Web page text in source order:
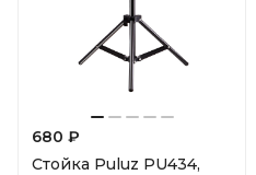
680 ₽
Стойка Puluz PU434,